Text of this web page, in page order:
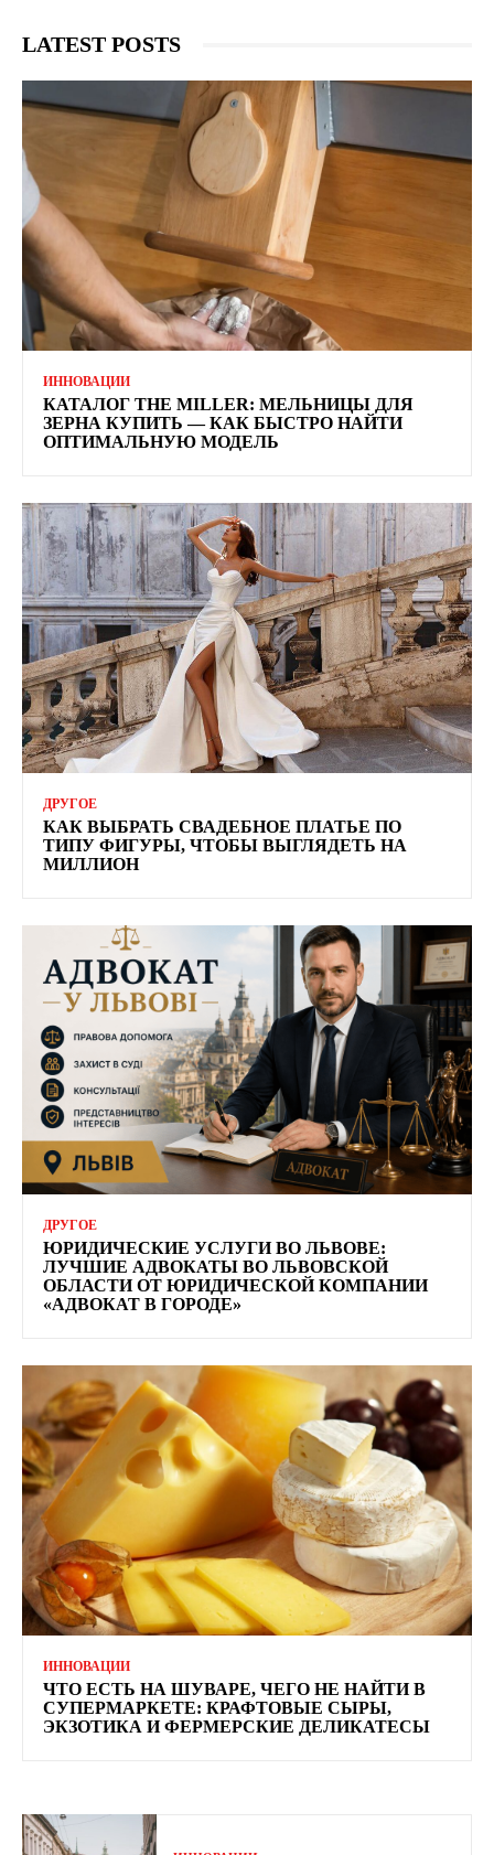
LATEST POSTS
ИННОВАЦИИ
КАТАЛОГ THE MILLER: МЕЛЬНИЦЫ ДЛЯ
ЗЕРНА КУПИТЬ — КАК БЫСТРО НАЙТИ
ОПТИМАЛЬНУЮ МОДЕЛЬ
ДРУГОЕ
КАК ВЫБРАТЬ СВАДЕБНОЕ ПЛАТЬЕ ПО
ТИПУ ФИГУРЫ, ЧТОБЫ ВЫГЛЯДЕТЬ НА
МИЛЛИОН
ДРУГОЕ
ЮРИДИЧЕСКИЕ УСЛУГИ ВО ЛЬВОВЕ:
ЛУЧШИЕ АДВОКАТЫ ВО ЛЬВОВСКОЙ
ОБЛАСТИ ОТ ЮРИДИЧЕСКОЙ КОМПАНИИ
«АДВОКАТ В ГОРОДЕ»
ИННОВАЦИИ
ЧТО ЕСТЬ НА ШУВАРЕ, ЧЕГО НЕ НАЙТИ В
СУПЕРМАРКЕТЕ: КРАФТОВЫЕ СЫРЫ,
ЭКЗОТИКА И ФЕРМЕРСКИЕ ДЕЛИКАТЕСЫ